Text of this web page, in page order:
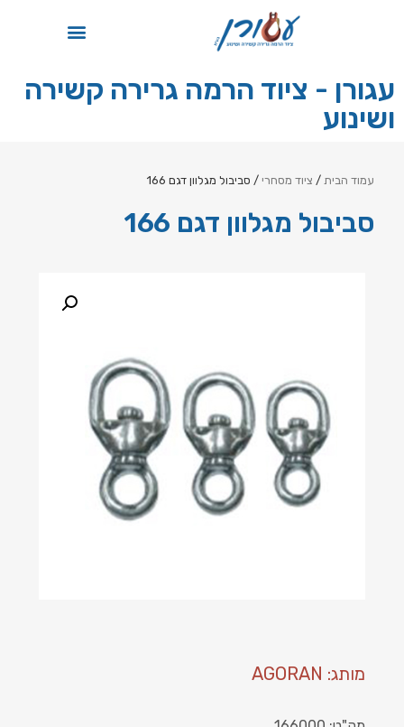
עגורן - ציוד הרמה גרירה קשירה
ושינוע
עמוד הבית / ציוד מסחרי / סביבול מגלוון דגם 166
סביבול מגלוון דגם 166
מותג: AGORAN